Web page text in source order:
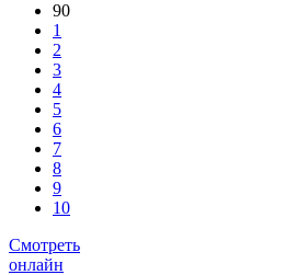
90
1
2
3
4
5
6
7
8
9
10
Смотреть
онлайн